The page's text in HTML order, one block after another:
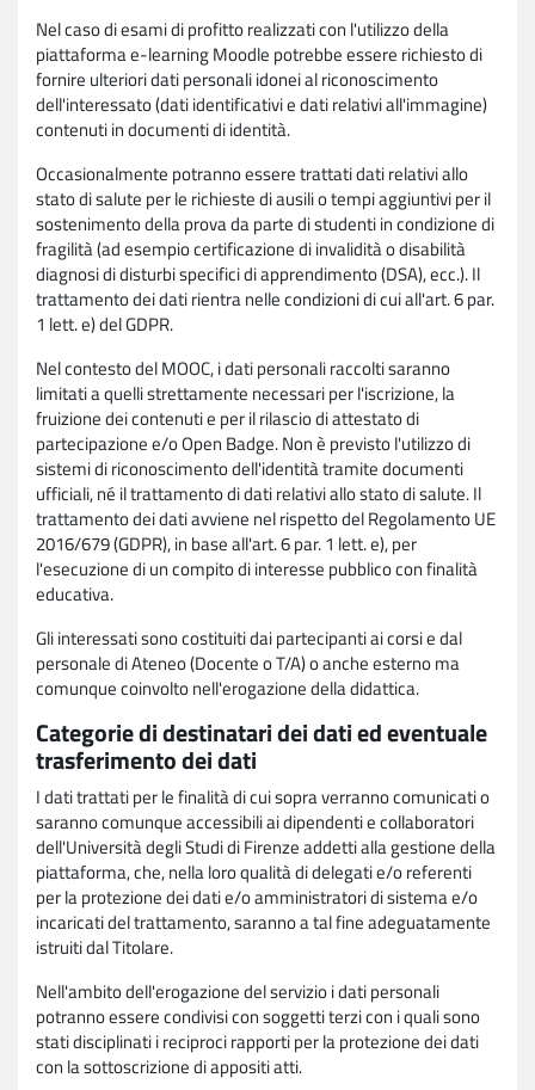
Nel caso di esami di profitto realizzati con l'utilizzo della
piattaforma e-learning Moodle potrebbe essere richiesto di
fornire ulteriori dati personali idonei al riconoscimento
dell'interessato (dati identificativi e dati relativi all'immagine)
contenuti in documenti di identità.
Occasionalmente potranno essere trattati dati relativi allo
stato di salute per le richieste di ausili o tempi aggiuntivi per il
sostenimento della prova da parte di studenti in condizione di
fragilità (ad esempio certificazione di invalidità o disabilità
diagnosi di disturbi specifici di apprendimento (DSA), ecc.). Il
trattamento dei dati rientra nelle condizioni di cui all'art. 6 par.
1 lett. e) del GDPR.
Nel contesto del MOOC, i dati personali raccolti saranno
limitati a quelli strettamente necessari per l'iscrizione, la
fruizione dei contenuti e per il rilascio di attestato di
partecipazione e/o Open Badge. Non è previsto l'utilizzo di
sistemi di riconoscimento dell'identità tramite documenti
ufficiali, né il trattamento di dati relativi allo stato di salute. Il
trattamento dei dati avviene nel rispetto del Regolamento UE
2016/679 (GDPR), in base all'art. 6 par. 1 lett. e), per
l'esecuzione di un compito di interesse pubblico con finalità
educativa.
Gli interessati sono costituiti dai partecipanti ai corsi e dal
personale di Ateneo (Docente o T/A) o anche esterno ma
comunque coinvolto nell'erogazione della didattica.
Categorie di destinatari dei dati ed eventuale
trasferimento dei dati
I dati trattati per le finalità di cui sopra verranno comunicati o
saranno comunque accessibili ai dipendenti e collaboratori
dell'Università degli Studi di Firenze addetti alla gestione della
piattaforma, che, nella loro qualità di delegati e/o referenti
per la protezione dei dati e/o amministratori di sistema e/o
incaricati del trattamento, saranno a tal fine adeguatamente
istruiti dal Titolare.
Nell'ambito dell'erogazione del servizio i dati personali
potranno essere condivisi con soggetti terzi con i quali sono
stati disciplinati i reciproci rapporti per la protezione dei dati
con la sottoscrizione di appositi atti.